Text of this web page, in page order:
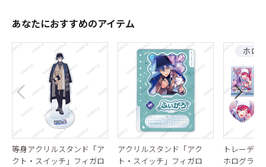
あなたにおすすめのアイテム
等身アクリルスタンド「ア
クト・スイッチ」フィガロ
アクリルスタンド「アク
ト・スイッチ」フィガロ
トレーディ
ホログラム